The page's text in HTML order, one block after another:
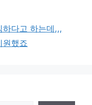
하다고 하는데,,,
원했죠